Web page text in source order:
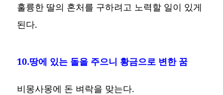
훌륭한 딸의 혼처를 구하려고 노력할 일이 있게
된다.
10.땅에 있는 돌을 주으니 황금으로 변한 꿈
비몽사몽에 돈 벼락을 맞는다.